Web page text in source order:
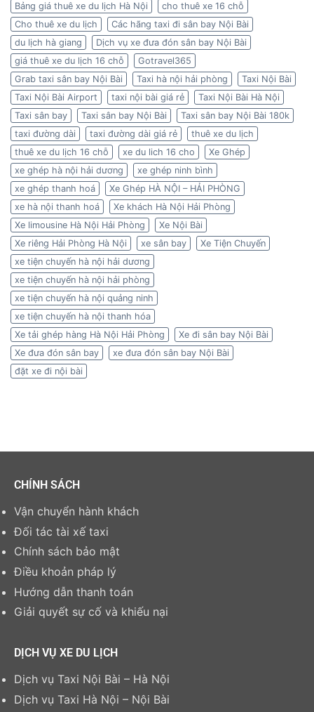
Bảng giá thuê xe du lịch Hà Nội
cho thuê xe 16 chỗ
Cho thuê xe du lịch
Các hãng taxi đi sân bay Nội Bài
du lịch hà giang
Dịch vụ xe đưa đón sân bay Nội Bài
giá thuê xe du lịch 16 chỗ
Gotravel365
Grab taxi sân bay Nội Bài
Taxi hà nội hải phòng
Taxi Nội Bài
Taxi Nội Bài Airport
taxi nội bài giá rẻ
Taxi Nội Bài Hà Nội
Taxi sân bay
Taxi sân bay Nội Bài
Taxi sân bay Nội Bài 180k
taxi đường dài
taxi đường dài giá rẻ
thuê xe du lịch
thuê xe du lịch 16 chỗ
xe du lich 16 cho
Xe Ghép
xe ghép hà nội hải dương
xe ghép ninh bình
xe ghép thanh hoá
Xe Ghép HÀ NỘI – HẢI PHÒNG
xe hà nội thanh hoá
Xe khách Hà Nội Hải Phòng
Xe limousine Hà Nội Hải Phòng
Xe Nội Bài
Xe riêng Hải Phòng Hà Nội
xe sân bay
Xe Tiện Chuyến
xe tiện chuyến hà nội hải dương
xe tiện chuyến hà nội hải phòng
xe tiện chuyến hà nội quảng ninh
xe tiện chuyến hà nội thanh hóa
Xe tải ghép hàng Hà Nội Hải Phòng
Xe đi sân bay Nội Bài
Xe đưa đón sân bay
xe đưa đón sân bay Nội Bài
đặt xe đi nội bài
CHÍNH SÁCH
Vận chuyển hành khách
Đối tác tài xế taxi
Chính sách bảo mật
Điều khoản pháp lý
Hướng dẫn thanh toán
Giải quyết sự cố và khiếu nại
DỊCH VỤ XE DU LỊCH
Dịch vụ Taxi Nội Bài – Hà Nội
Dịch vụ Taxi Hà Nội – Nội Bài